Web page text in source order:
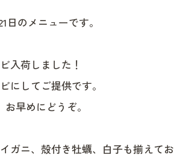
日のメニューです。
入荷しました！
にしてご提供です。
早めにどうぞ。
ガニ、殻付き牡蠣、白子も揃えてお